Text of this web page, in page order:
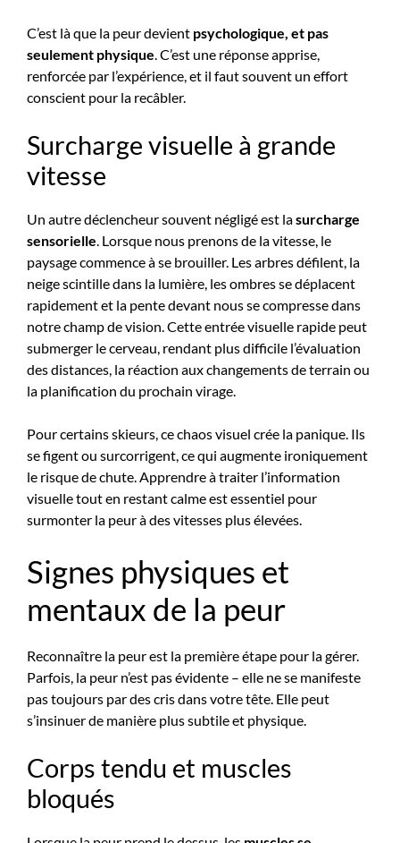
C’est là que la peur devient psychologique, et pas
seulement physique. C’est une réponse apprise,
renforcée par l’expérience, et il faut souvent un effort
conscient pour la recâbler.
Surcharge visuelle à grande
vitesse
Un autre déclencheur souvent négligé est lasurcharge
sensorielle. Lorsque nous prenons de la vitesse, le
paysage commence à se brouiller. Les arbres défilent, la
neige scintille dans la lumière, les ombres se déplacent
rapidement et la pente devant nous se compresse dans
notre champ de vision. Cette entrée visuelle rapide peut
submerger le cerveau, rendant plus difficile l’évaluation
des distances, la réaction aux changements de terrain ou
la planification du prochain virage.
Pour certains skieurs, ce chaos visuel crée la panique. Ils
se figent ou surcorrigent, ce qui augmente ironiquement
le risque de chute. Apprendre à traiter l’information
visuelle tout en restant calme est essentiel pour
surmonter la peur à des vitesses plus élevées.
Signes physiques et
mentaux de la peur
Reconnaître la peur est la première étape pour la gérer.
Parfois, la peur n’est pas évidente – elle ne se manifeste
pas toujours par des cris dans votre tête. Elle peut
s’insinuer de manière plus subtile et physique.
Corps tendu et muscles
bloqués